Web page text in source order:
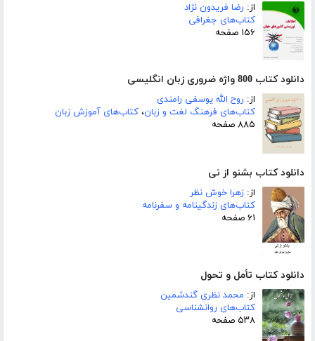
از: رضا فریدون نژاد
کتاب‌های جغرافی
۱۵۶ صفحه
دانلود کتاب 800 واژه ضروری زبان انگلیسی
از: روح الله یوسفی رامندی
کتاب‌های فرهنگ لغت و زبان، کتاب‌های آموزش زبان
۸۸۵ صفحه
دانلود کتاب بشنو از نی
از: زهرا خوش نظر
کتاب‌های زندگینامه و سفرنامه
۶۱ صفحه
دانلود کتاب تأمل و تحول
از: محمد نظری گندشمین
کتاب‌های روانشناسی
۵۳۸ صفحه